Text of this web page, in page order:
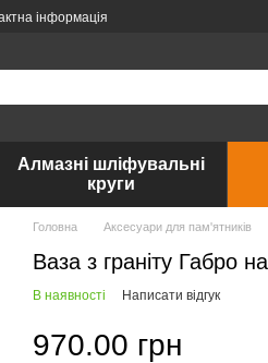
інформація
Алмазні шліфувальні
круги
Головна Аксесуари для пам'ятників
Ваза з граніту Габро
В наявності Написати відгук
970.00 грн